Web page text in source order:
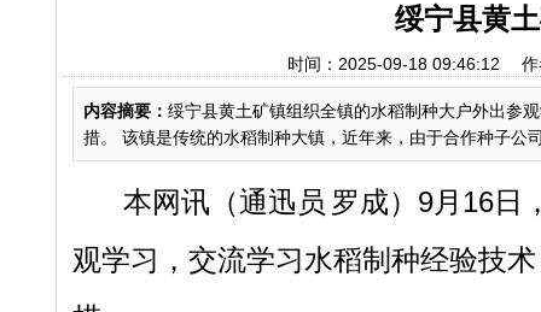
绥宁县黄
时间：2025-09-18 09:46:12
内容摘要： 绥宁县黄土矿镇组织全镇的水稻制种大户外出参
措。 该镇是传统的水稻制种大镇，近年来，由于合作种子
本网讯 （通迅员 罗成） 9月16日
观学习，交流学习水稻制种经验技